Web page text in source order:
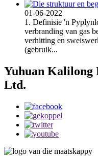
01-06-2022
1. Definisie 'n
verbranding van gas
verhitting en
(gebruik...
Yuhuan Kalilong
Ltd.